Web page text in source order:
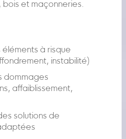
et maçonneries.
éléments à risque
instabilité)
dommages
affaiblissement,
solutions de